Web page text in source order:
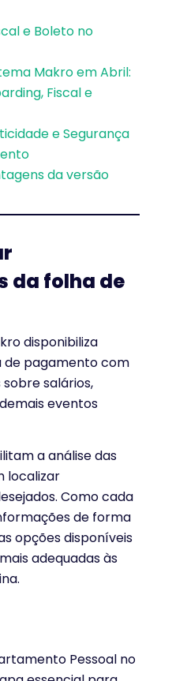
e Boleto no
Makro em Abril:
Fiscal e
e Segurança
da versão
da folha de
disponibiliza
de pagamento com
salários,
eventos
a análise das
localizar
Como cada
de forma
opções disponíveis
adequadas às
Pessoal no